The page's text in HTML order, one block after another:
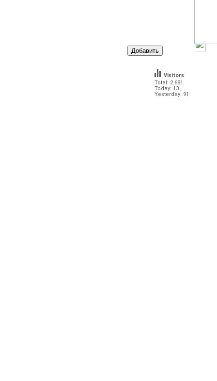
Total: 2 681
Today: 13
Yesterday: 91
Visitors